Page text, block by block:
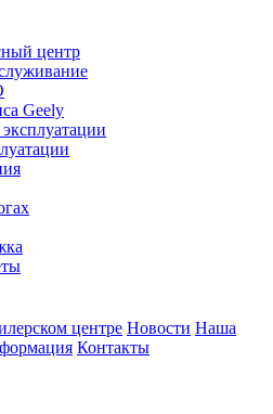
центр
Geely
центре Новости Наша
Контакты